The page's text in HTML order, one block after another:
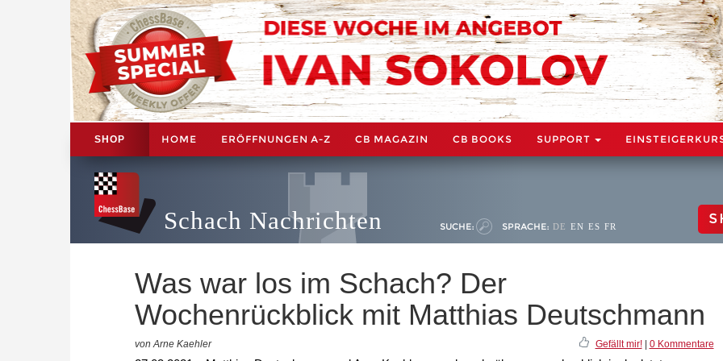
SHOP HOME ERÖFFNUNGEN A-Z CB MAGAZIN CB BOOKS SUPPORT
Schach Nachrichten SUCHE: SPRACHE: DE EN ES FR
Was war los im Schach? Der
Wochenrückblick mit Matthias Deutschmann
von Arne Kaehler Gefällt mir!| 0 Kommentare